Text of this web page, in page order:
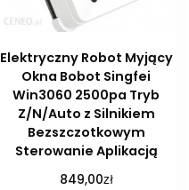
Elektryczny Robot Myjący
Okna Bobot Singfei
Win3060 2500pa Tryb
Z/N/Auto z Silnikiem
Bezszczotkowym
Sterowanie Aplikacją
849,00zł